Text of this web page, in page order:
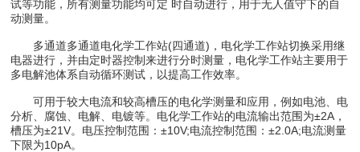
试等功能，所有测量功能均可定 时自动进行，用于无人值守下的自
动测量。
多通道多通道电化学工作站(四通道)，电化学工作站切换采用继
电器进行，并由定时器控制来进行分时测量，电化学工作站主要用于
多电解池体系自动循环测试，以提高工作效率。
可用于较大电流和较高槽压的电化学测量和应用，例如电池、电
分析、腐蚀、电解、电镀等。电化学工作站的电流输出范围为±2A，
槽压为±21V。电压控制范围：±10V;电流控制范围：±2.0A;电流测量
下限为10pA。